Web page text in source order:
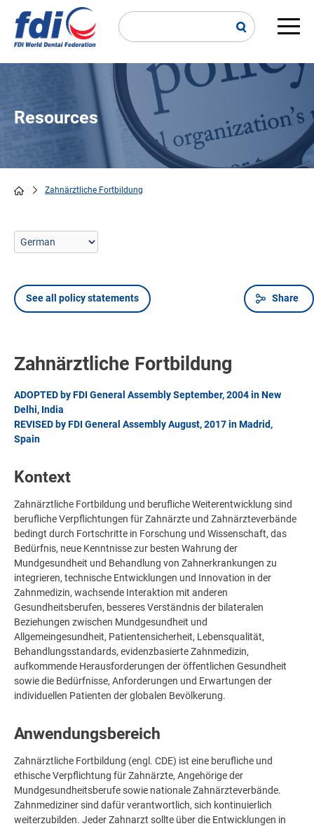
main
Resources
Zahnärztliche Fortbildung
Share
See all policy statements
Zahnärztliche Fortbildung
ADOPTED by FDI General Assembly September, 2004 in New
Delhi, India
REVISED by FDI General Assembly August, 2017 in Madrid,
Spain
Kontext
Zahnärztliche Fortbildung und berufliche Weiterentwicklung sind
berufliche Verpflichtungen für Zahnärzte und Zahnärzteverbände
bedingt durch Fortschritte in Forschung und Wissenschaft, das
Bedürfnis, neue Kenntnisse zur besten Wahrung der
Mundgesundheit und Behandlung von Zahnerkrankungen zu
integrieren, technische Entwicklungen und Innovation in der
Zahnmedizin, wachsende Interaktion mit anderen
Gesundheitsberufen, besseres Verständnis der bilateralen
Beziehungen zwischen Mundgesundheit und
Allgemeingesundheit, Patientensicherheit, Lebensqualität,
Behandlungsstandards, evidenzbasierte Zahnmedizin,
aufkommende Herausforderungen der öffentlichen Gesundheit
sowie die Bedürfnisse, Anforderungen und Erwartungen der
individuellen Patienten der globalen Bevölkerung.
Anwendungsbereich
Zahnärztliche Fortbildung (engl. CDE) ist eine berufliche und
ethische Verpflichtung für Zahnärzte, Angehörige der
Mundgesundheitsberufe sowie nationale Zahnärzteverbände.
Zahnmediziner sind dafür verantwortlich, sich kontinuierlich
weiterzubilden. Jeder Zahnarzt sollte über die Entwicklungen in